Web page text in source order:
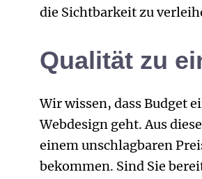
die Sichtbarkeit zu
Qualität zu
Wir wissen, dass Budget
Webdesign geht. Aus
einemunschlagbaren
bekommen. Sind Sie